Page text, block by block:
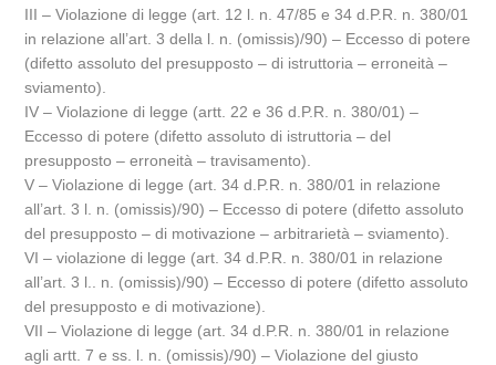
III – Violazione di legge (art. 12 l. n. 47/85 e 34 d.P.R. n. 380/01
in relazione all’art. 3 della l. n. (omissis)/90) – Eccesso di potere
(difetto assoluto del presupposto – di istruttoria – erroneità –
sviamento).
IV – Violazione di legge (artt. 22 e 36 d.P.R. n. 380/01) –
Eccesso di potere (difetto assoluto di istruttoria – del
presupposto – erroneità – travisamento).
V – Violazione di legge (art. 34 d.P.R. n. 380/01 in relazione
all’art. 3 l. n. (omissis)/90) – Eccesso di potere (difetto assoluto
del presupposto – di motivazione – arbitrarietà – sviamento).
VI – violazione di legge (art. 34 d.P.R. n. 380/01 in relazione
all’art. 3 l.. n. (omissis)/90) – Eccesso di potere (difetto assoluto
del presupposto e di motivazione).
VII – Violazione di legge (art. 34 d.P.R. n. 380/01 in relazione
agli artt. 7 e ss. l. n. (omissis)/90) – Violazione del giusto